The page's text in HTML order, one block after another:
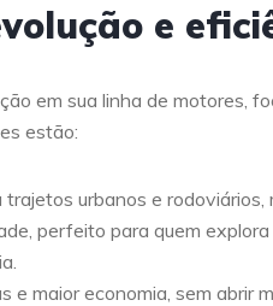
e
em sua linha de motores,
estão:
urbanos e rodoviários,
perfeito para quem
maior economia, sem abrir